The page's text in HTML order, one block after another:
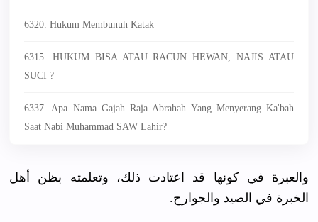
6320. Hukum Membunuh Katak
6315. HUKUM BISA ATAU RACUN HEWAN, NAJIS ATAU
SUCI ?
6337. Apa Nama Gajah Raja Abrahah Yang Menyerang Ka'bah
Saat Nabi Muhammad SAW Lahir?
والعبرة في كونها قد اعتادت ذلك، وتعلمته بظن أهل
الخبرة في الصيد والجوارح.